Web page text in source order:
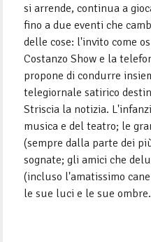
si arrende, continua a
fino a due eventi che
delle cose: l'invito come
Costanzo Show e la
propone di condurre
telegiornale satirico
Striscia la notizia.
musica e del teatro; le
(sempre dalla parte dei
sognate; gli amici che
(incluso l'amatissimo
le sue luci e le sue ombre.